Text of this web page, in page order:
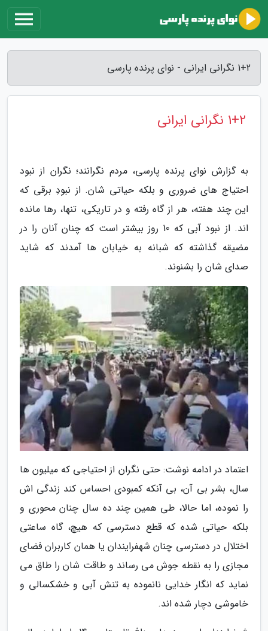
1+2 نگرانی ایرانی - نوای پرنده پارسی
1+2 نگرانی ایرانی
به گزارش نوای پرنده پارسی، مردم نگرانند؛ نگران از نبود
احتیاج های ضروری و بلکه حیاتی شان. از نبودِ برقی که
این چند هفته، هر از گاه رفته و در تاریکی، تنها، رها مانده
اند. از نبود آبی که 10 روز بیشتر است که چنان آنان را در
مضیقه گذاشته که شبانه به خیابان ها آمدند که شاید
صدای شان را بشنوند.
اعتماد در ادامه نوشت: حتی نگران از احتیاجی که میلیون ها
سال، بشر بی آن، بی آنکه کمبودی احساس کند زندگی اش
را نموده، اما حالا، طی همین چند ده سال چنان محوری و
بلکه حیاتی شده که قطع دسترسی که هیچ، گاه ساعتی
اختلال در دسترسی چنان شهفرایندان یا همان کاربران فضای
مجازی را به نقطه جوش می رساند و طاقت شان را طاق می
نماید که انگار خدایی نانموده به تنش آبی و خشکسالی و
خاموشی دچار شده اند.